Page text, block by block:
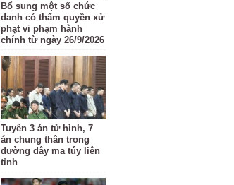
Bổ sung một số chức
danh có thẩm quyền xử
phạt vi phạm hành
chính từ ngày 26/9/2026
Tuyên 3 án tử hình, 7
án chung thân trong
đường dây ma túy liên
tỉnh